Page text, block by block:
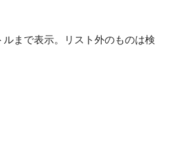
まで表示。リスト外のものは検